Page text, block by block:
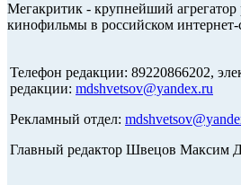
Мегакритик - крупнейший агрегатор
кинофильмы в российском интернет-
Телефон редакции: 89220866202,
редакции: mdshvetsov@yandex.ru
Рекламный отдел:
Главный редактор Швецов Максим